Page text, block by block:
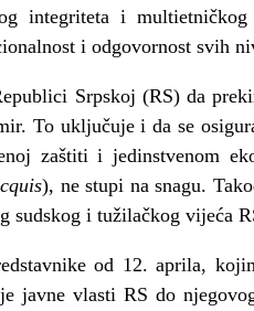
integriteta i
i odgovornost svih
Srpskoj (RS) da
To uključuje i da se
zaštiti i jedinstvenom
), ne stupi na snagu.
sudskog i tužilačkog vijeća
od 12. aprila,
vlasti RS do